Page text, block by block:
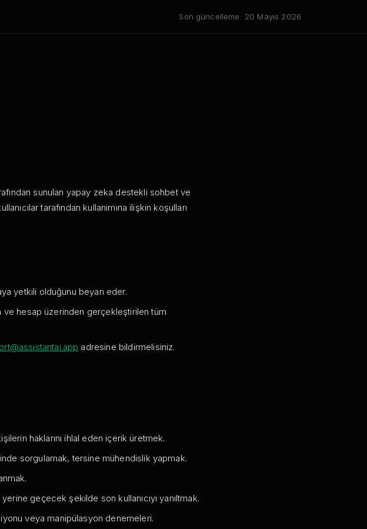
Son güncelleme: 20 Mayıs 2026
sunulan yapay zeka destekli sohbet ve
tarafından kullanımına ilişkin koşulları
yetkili olduğunu beyan eder.
ve hesap üzerinden gerçekleştirilen tüm
adresine bildirmelisiniz.
haklarını ihlal eden içerik üretmek.
sorgulamak, tersine mühendislik yapmak.
geçecek şekilde son kullanıcıyı yanıltmak.
veya manipülasyon denemeleri.